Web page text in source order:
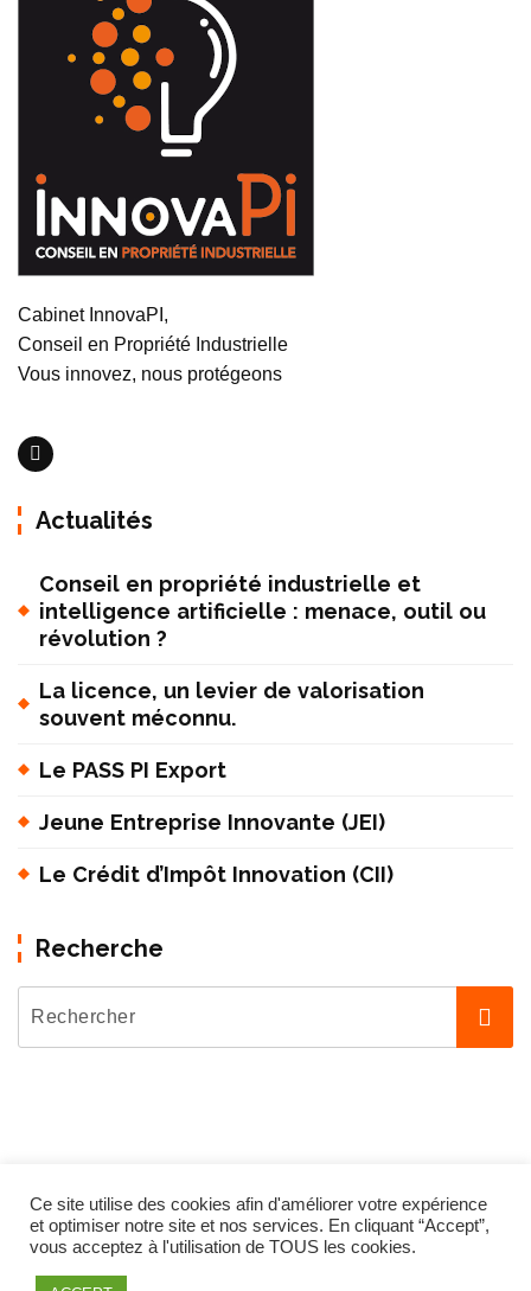
Cabinet InnovaPI,
Conseil en Propriété Industrielle
Vous innovez, nous protégeons
Actualités
Conseil en propriété industrielle et
intelligence artificielle : menace, outil ou
révolution ?
La licence, un levier de valorisation
souvent méconnu.
Le PASS PI Export
Jeune Entreprise Innovante (JEI)
Le Crédit d’Impôt Innovation (CII)
Recherche
Copyright © 2026 InnovaPI -Mention légales-Conditions génér
Ce site utilise des cookies afin d'améliorer votre expérience
et optimiser notre site et nos services. En cliquant “Accept”,
vous acceptez à l'utilisation de TOUS les cookies.